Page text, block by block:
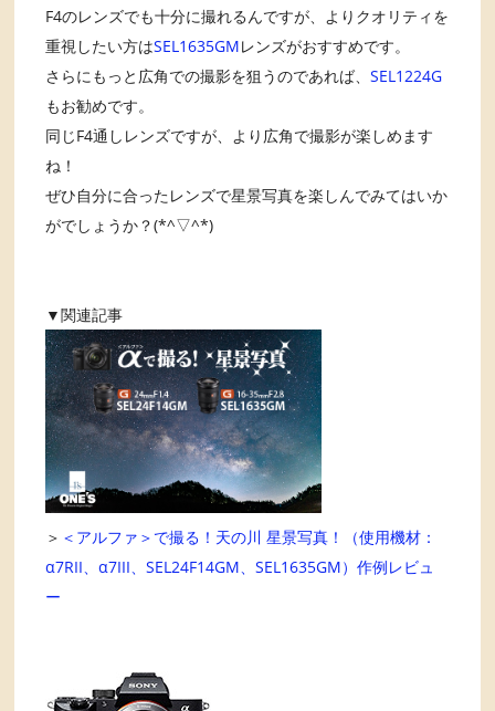
F4のレンズでも十分に撮れるんですが、よりクオリティを
重視したい方はSEL1635GMレンズがおすすめです。
さらにもっと広角での撮影を狙うのであれば、SEL1224G
もお勧めです。
同じF4通しレンズですが、より広角で撮影が楽しめます
ね！
ぜひ自分に合ったレンズで星景写真を楽しんでみてはいか
がでしょうか？(*^▽^*)
▼関連記事
＞ ＜アルファ＞で撮る！天の川 星景写真！（使用機材：
α7RII、α7III、SEL24F14GM、SEL1635GM）作例レビュ
ー